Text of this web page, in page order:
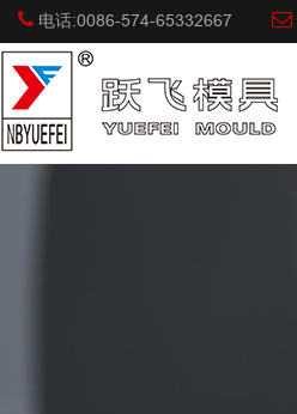
电话:0086-574-65332667